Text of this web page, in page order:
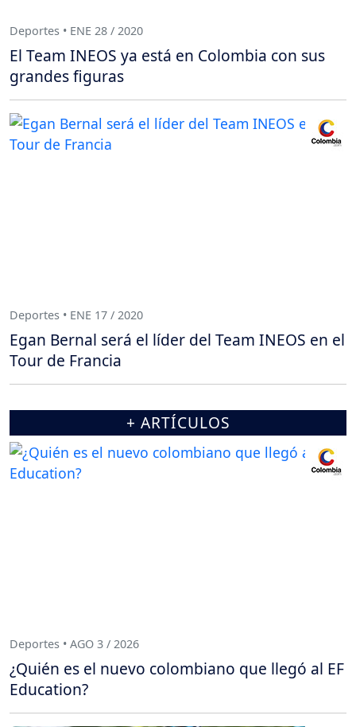
Deportes • ENE 28 / 2020
El Team INEOS ya está en Colombia con sus
grandes figuras
Deportes • ENE 17 / 2020
Egan Bernal será el líder del Team INEOS en el
Tour de Francia
+ ARTÍCULOS
Deportes • AGO 3 / 2026
¿Quién es el nuevo colombiano que llegó al EF
Education?